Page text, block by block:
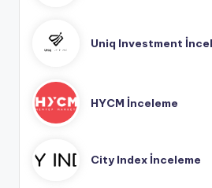
Uniq Investment
HYCM İnceleme
City Index İnceleme